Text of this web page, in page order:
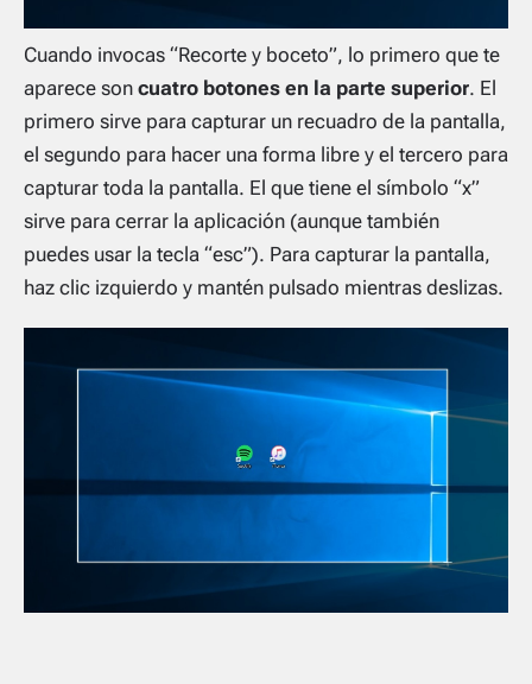
Cuando invocas “Recorte y boceto”, lo primero que te
aparece son cuatro botones en la parte superior. El
primero sirve para capturar un recuadro de la pantalla,
el segundo para hacer una forma libre y el tercero para
capturar toda la pantalla. El que tiene el símbolo “x”
sirve para cerrar la aplicación (aunque también
puedes usar la tecla “esc”). Para capturar la pantalla,
haz clic izquierdo y mantén pulsado mientras deslizas.